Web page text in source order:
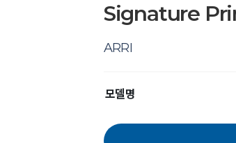
Signature
ARRI
모델명